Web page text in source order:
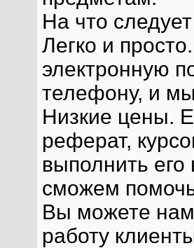
На что
Легко и
электронную
телефону, и
Низкие цены.
реферат,
выполнить
сможем
Вы можете нам
работу